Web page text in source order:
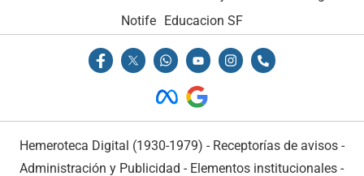
Notife
Educacion SF
Hemeroteca Digital (1930-1979) - Receptorías de avisos -
Administración y Publicidad - Elementos institucionales -